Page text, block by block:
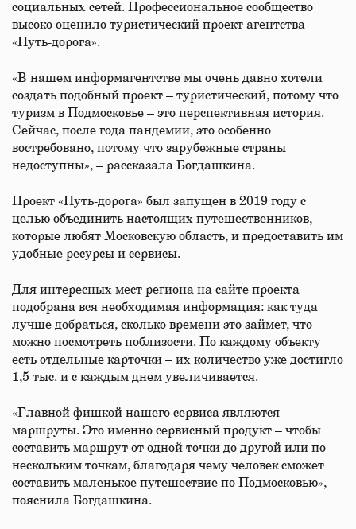
социальных сетей. Профессиональное сообщество
высоко оценило туристический проект агентства
«Путь-дорога».
«В нашем информагентстве мы очень давно хотели
создать подобный проект – туристический, потому что
туризм в Подмосковье – это перспективная история.
Сейчас, после года пандемии, это особенно
востребовано, потому что зарубежные страны
недоступны», – рассказала Богдашкина.
Проект «Путь-дорога» был запущен в 2019 году с
целью объединить настоящих путешественников,
которые любят Московскую область, и предоставить им
удобные ресурсы и сервисы.
Для интересных мест региона на сайте проекта
подобрана вся необходимая информация: как туда
лучше добраться, сколько времени это займет, что
можно посмотреть поблизости. По каждому объекту
есть отдельные карточки – их количество уже достигло
1,5 тыс. и с каждым днем увеличивается.
«Главной фишкой нашего сервиса являются
маршруты. Это именно сервисный продукт – чтобы
составить маршрут от одной точки до другой или по
нескольким точкам, благодаря чему человек сможет
составить маленькое путешествие по Подмосковью», –
пояснила Богдашкина.